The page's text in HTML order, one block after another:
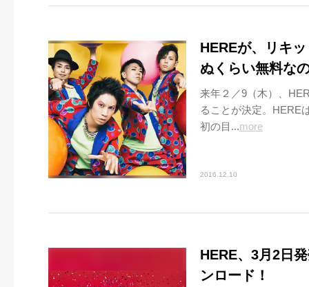
HEREが、リキ
ぬくらい無料な
来年２／9（木）、
ることが決定。HERE
初の目...more
2016.12.10
HERE、3月2日
ンロード！